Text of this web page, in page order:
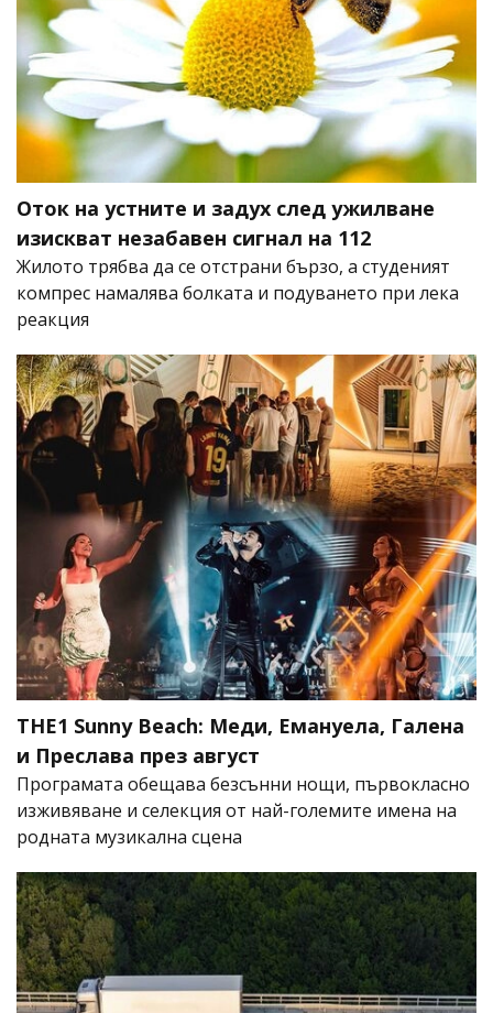
Оток на устните и задух след ужилване
изискват незабавен сигнал на 112
Жилото трябва да се отстрани бързо, а студеният
компрес намалява болката и подуването при лека
реакция
THE1 Sunny Beach: Меди, Емануела, Галена
и Преслава през август
Програмата обещава безсънни нощи, първокласно
изживяване и селекция от най-големите имена на
родната музикална сцена